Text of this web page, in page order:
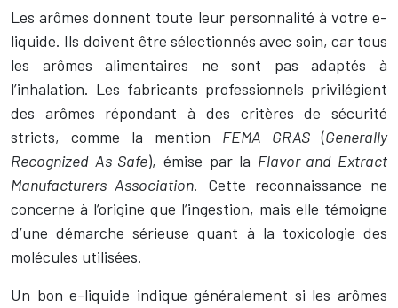
Les arômes donnent toute leur personnalité à votre e-
liquide. Ils doivent être sélectionnés avec soin, car tous
les arômes alimentaires ne sont pas adaptés à
l’inhalation. Les fabricants professionnels privilégient
des arômes répondant à des critères de sécurité
stricts, comme la mention FEMA GRAS (Generally
Recognized As Safe), émise par la Flavor and Extract
Manufacturers Association. Cette reconnaissance ne
concerne à l’origine que l’ingestion, mais elle témoigne
d’une démarche sérieuse quant à la toxicologie des
molécules utilisées.
Un bon e-liquide indique généralement si les arômes